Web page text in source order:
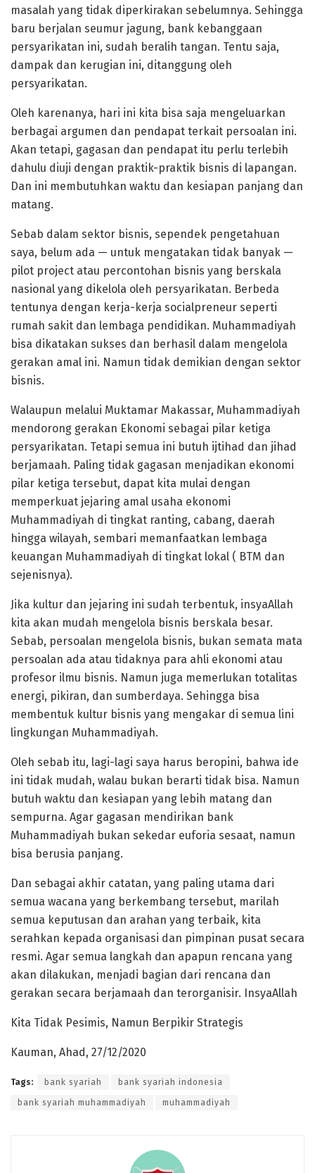
masalah yang tidak diperkirakan sebelumnya. Sehingga
baru berjalan seumur jagung, bank kebanggaan
persyarikatan ini, sudah beralih tangan. Tentu saja,
dampak dan kerugian ini, ditanggung oleh
persyarikatan.
Oleh karenanya, hari ini kita bisa saja mengeluarkan
berbagai argumen dan pendapat terkait persoalan ini.
Akan tetapi, gagasan dan pendapat itu perlu terlebih
dahulu diuji dengan praktik-praktik bisnis di lapangan.
Dan ini membutuhkan waktu dan kesiapan panjang dan
matang.
Sebab dalam sektor bisnis, sependek pengetahuan
saya, belum ada — untuk mengatakan tidak banyak —
pilot project atau percontohan bisnis yang berskala
nasional yang dikelola oleh persyarikatan. Berbeda
tentunya dengan kerja-kerja socialpreneur seperti
rumah sakit dan lembaga pendidikan. Muhammadiyah
bisa dikatakan sukses dan berhasil dalam mengelola
gerakan amal ini. Namun tidak demikian dengan sektor
bisnis.
Walaupun melalui Muktamar Makassar, Muhammadiyah
mendorong gerakan Ekonomi sebagai pilar ketiga
persyarikatan. Tetapi semua ini butuh ijtihad dan jihad
berjamaah. Paling tidak gagasan menjadikan ekonomi
pilar ketiga tersebut, dapat kita mulai dengan
memperkuat jejaring amal usaha ekonomi
Muhammadiyah di tingkat ranting, cabang, daerah
hingga wilayah, sembari memanfaatkan lembaga
keuangan Muhammadiyah di tingkat lokal ( BTM dan
sejenisnya).
Jika kultur dan jejaring ini sudah terbentuk, insyaAllah
kita akan mudah mengelola bisnis berskala besar.
Sebab, persoalan mengelola bisnis, bukan semata mata
persoalan ada atau tidaknya para ahli ekonomi atau
profesor ilmu bisnis. Namun juga memerlukan totalitas
energi, pikiran, dan sumberdaya. Sehingga bisa
membentuk kultur bisnis yang mengakar di semua lini
lingkungan Muhammadiyah.
Oleh sebab itu, lagi-lagi saya harus beropini, bahwa ide
ini tidak mudah, walau bukan berarti tidak bisa. Namun
butuh waktu dan kesiapan yang lebih matang dan
sempurna. Agar gagasan mendirikan bank
Muhammadiyah bukan sekedar euforia sesaat, namun
bisa berusia panjang.
Dan sebagai akhir catatan, yang paling utama dari
semua wacana yang berkembang tersebut, marilah
semua keputusan dan arahan yang terbaik, kita
serahkan kepada organisasi dan pimpinan pusat secara
resmi. Agar semua langkah dan apapun rencana yang
akan dilakukan, menjadi bagian dari rencana dan
gerakan secara berjamaah dan terorganisir. InsyaAllah
Kita Tidak Pesimis, Namun Berpikir Strategis
Kauman, Ahad, 27/12/2020
Tags: bank syariah bank syariah indonesia
bank syariah muhammadiyah muhammadiyah